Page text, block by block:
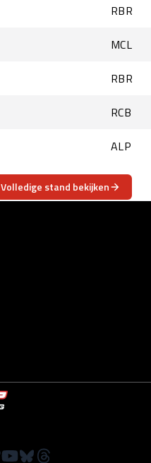
RBR
MCL
RBR
RCB
ALP
Volledige stand bekijken